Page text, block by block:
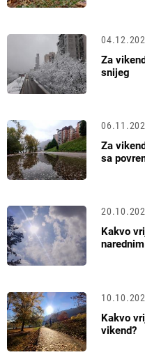
Za
snijeg
Za
sa
Kakvo
Kakvo
vikend?